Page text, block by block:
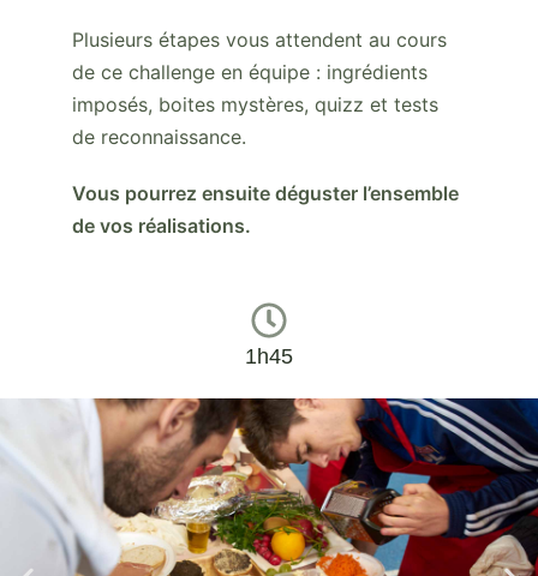
Plusieurs étapes vous attendent au cours
de ce challenge en équipe : ingrédients
imposés, boites mystères, quizz et tests
de reconnaissance.
Vous pourrez ensuite déguster l’ensemble
de vos réalisations.
1h45